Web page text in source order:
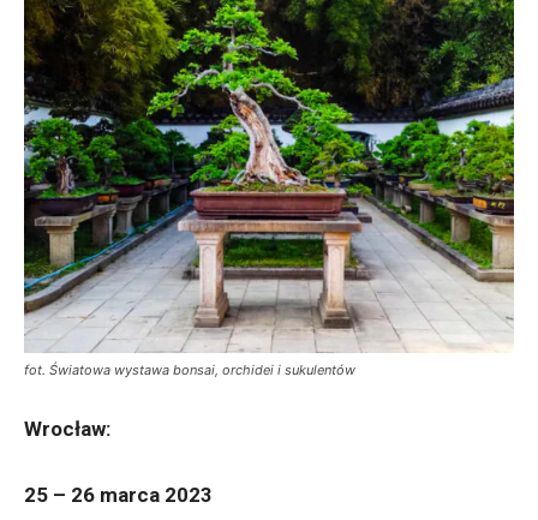
fot. Światowa wystawa bonsai, orchidei i sukulentów
Wrocław:
25 – 26 marca 2023